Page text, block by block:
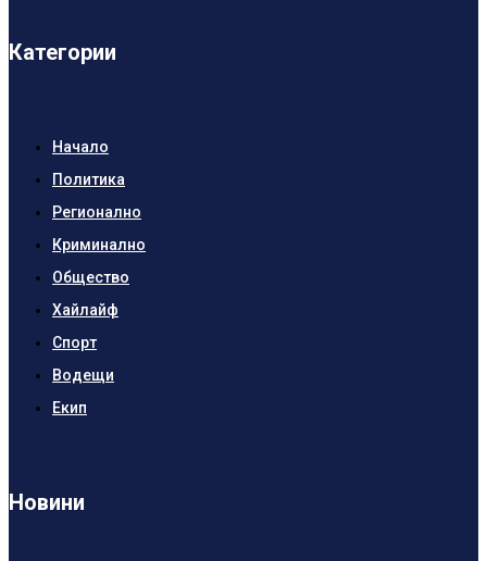
Категории
Начало
Политика
Регионално
Криминално
Общество
Хайлайф
Спорт
Водещи
Екип
Новини